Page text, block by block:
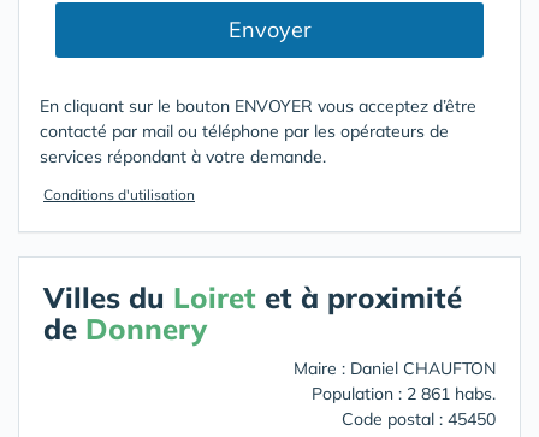
Envoyer
En cliquant sur le bouton ENVOYER vous acceptez d’être
contacté par mail ou téléphone par les opérateurs de
services répondant à votre demande.
Conditions d'utilisation
Villes du Loiret et à proximité
de Donnery
Maire : Daniel CHAUFTON
Population : 2 861 habs.
Code postal : 45450